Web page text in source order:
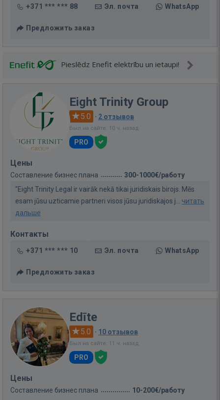
+371 *** *** 88 Эл. почта WhatsApp
Предложить заказ
Pieslēdz Enefit elektrību un ietaupi!
Eight Trinity Group
5.0 · 2 отзывов
Был на сайте: 10 ч. назад
PRO
Цены
Составление бизнес плана
300-1000€/работу
"Eight Trinity Legal ir vairāk nekā tikai juridiskais birojs. Mēs
esam jūsu uzticamie partneri visos jūsu juridiskajos j... читать
дальше
Контакты
+371 *** *** 10 Эл. почта WhatsApp
Предложить заказ
Edīte
5.0 · 10 отзывов
Был на сайте: 11 ч. назад
PRO
Цены
Составление бизнес плана 10-200€/работу